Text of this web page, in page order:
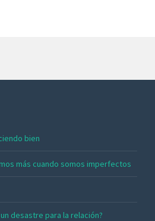
bien
más cuando somos imperfectos
desastre para la relación?